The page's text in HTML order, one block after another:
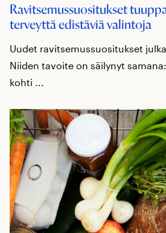
Ravitsemussuositukset
terveyttä edistäviä valintoja
Uudet ravitsemussuositukset
Niiden tavoite on säilynyt
kohti ...